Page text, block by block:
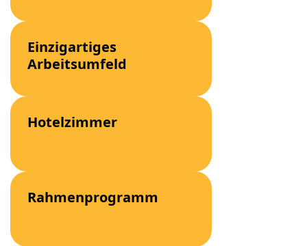
Einzigartiges
Arbeitsumfeld
Hotelzimmer
Rahmenprogramm